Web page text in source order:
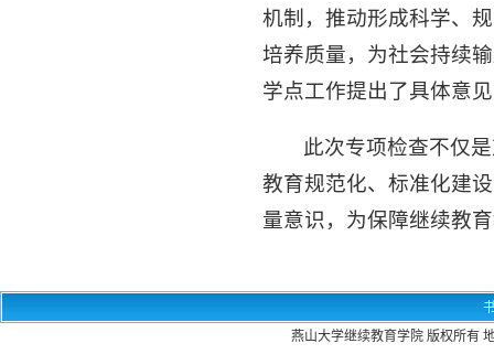
机制，推动形成科学、
培养质量，为社会持续
学点工作提出了具体意
此次专项检查不仅
教育规范化、标准化建
量意识，为保障继续教
燕山大学继续教育学院 版权所有